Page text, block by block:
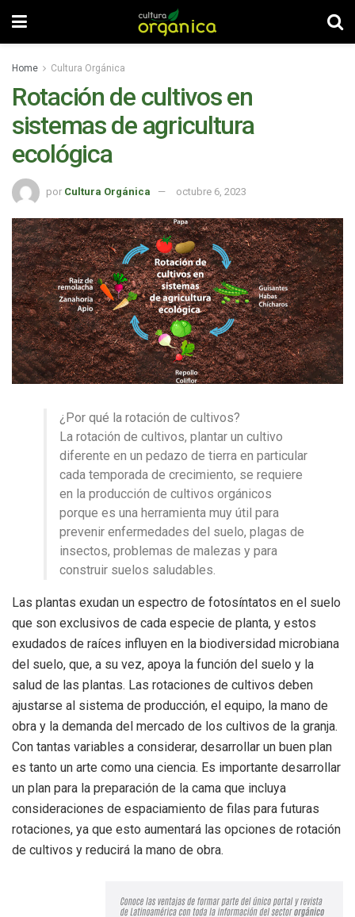
Home Cultura Orgánica
Rotación de cultivos en
sistemas de agricultura
ecológica
por Cultura Orgánica octubre 6, 2023
¿Por qué la rotación de cultivos?
La rotación de cultivos, plantar un cultivo
diferente en un pedazo de tierra en particular
cada temporada de crecimiento, se requiere
en la producción de cultivos orgánicos
porque es una herramienta muy útil para
prevenir enfermedades del suelo, plagas de
insectos, problemas de malezas y para
construir suelos saludables.
Las plantas exudan un espectro de fotosíntatos en el suelo
que son exclusivos de cada especie de planta, y estos
exudados de raíces influyen en la biodiversidad microbiana
del suelo, que, a su vez, apoya la función del suelo y la
salud de las plantas. Las rotaciones de cultivos deben
ajustarse al sistema de producción, el equipo, la mano de
obra y la demanda del mercado de los cultivos de la granja.
Con tantas variables a considerar, desarrollar un buen plan
es tanto un arte como una ciencia. Es importante desarrollar
un plan para la preparación de la cama que incluya
consideraciones de espaciamiento de filas para futuras
rotaciones, ya que esto aumentará las opciones de rotación
de cultivos y reducirá la mano de obra.